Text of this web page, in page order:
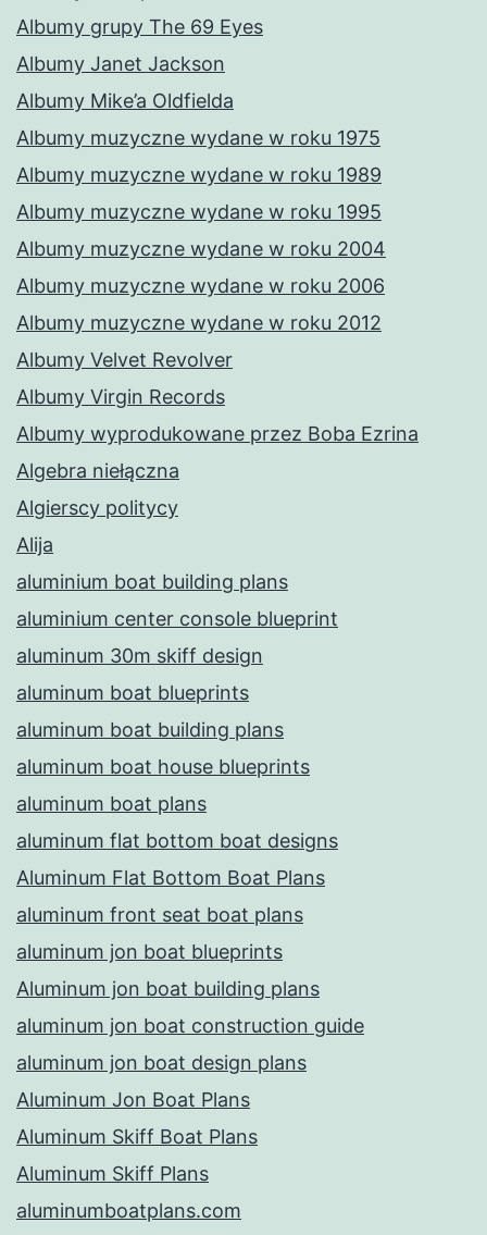
Albumy grupy The 69 Eyes
Albumy Janet Jackson
Albumy Mike’a Oldfielda
Albumy muzyczne wydane w roku 1975
Albumy muzyczne wydane w roku 1989
Albumy muzyczne wydane w roku 1995
Albumy muzyczne wydane w roku 2004
Albumy muzyczne wydane w roku 2006
Albumy muzyczne wydane w roku 2012
Albumy Velvet Revolver
Albumy Virgin Records
Albumy wyprodukowane przez Boba Ezrina
Algebra niełączna
Algierscy politycy
Alija
aluminium boat building plans
aluminium center console blueprint
aluminum 30m skiff design
aluminum boat blueprints
aluminum boat building plans
aluminum boat house blueprints
aluminum boat plans
aluminum flat bottom boat designs
Aluminum Flat Bottom Boat Plans
aluminum front seat boat plans
aluminum jon boat blueprints
Aluminum jon boat building plans
aluminum jon boat construction guide
aluminum jon boat design plans
Aluminum Jon Boat Plans
Aluminum Skiff Boat Plans
Aluminum Skiff Plans
aluminumboatplans.com